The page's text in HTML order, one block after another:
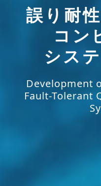
誤り耐
コン
シス
Development
Fault-Tolerant